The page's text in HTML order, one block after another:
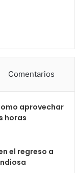
Comentarios
aprovechar
horas
el regreso a